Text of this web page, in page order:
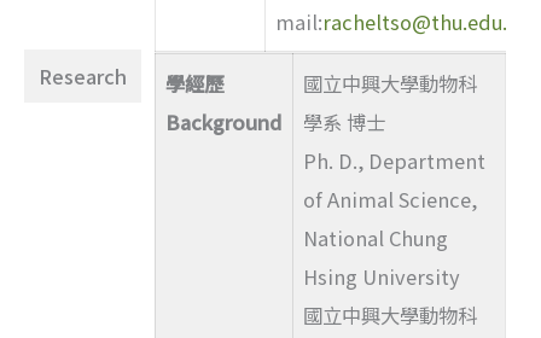
Research
mail:racheltso@thu.edu.tw
學經歷
Background
國立中興大學動物科
學系 博士
Ph. D., Department
of Animal Science,
National Chung
Hsing University
國立中興大學動物科